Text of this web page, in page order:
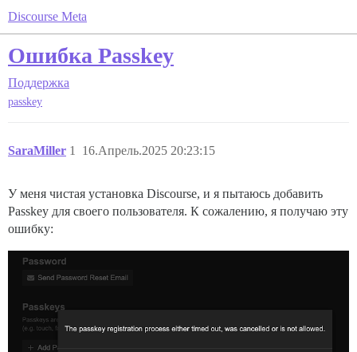
Discourse Meta
Ошибка Passkey
Поддержка
passkey
SaraMiller 16.Апрель.2025 20:23:15
1
У меня чистая установка Discourse, и я пытаюсь добавить
Passkey для своего пользователя. К сожалению, я получаю эту
ошибку: